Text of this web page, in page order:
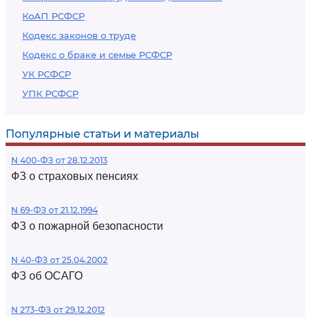
КоАП РСФСР
Кодекс законов о труде
Кодекс о браке и семье РСФСР
УК РСФСР
УПК РСФСР
Популярные статьи и материалы
N 400-ФЗ от 28.12.2013
ФЗ о страховых пенсиях
N 69-ФЗ от 21.12.1994
ФЗ о пожарной безопасности
N 40-ФЗ от 25.04.2002
ФЗ об ОСАГО
N 273-ФЗ от 29.12.2012